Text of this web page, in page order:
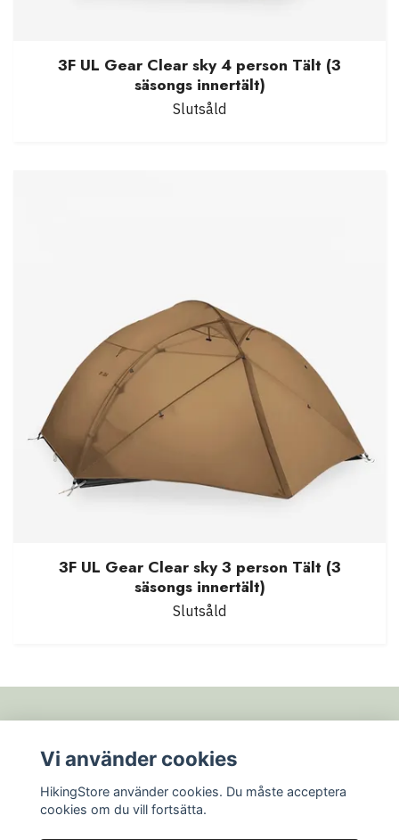
3F UL Gear Clear sky 4 person Tält (3
säsongs innertält)
Slutsåld
3F UL Gear Clear sky 3 person Tält (3
säsongs innertält)
Slutsåld
Fotmeny
Sociala medier
Vi använder cookies
HikingStore använder cookies. Du måste acceptera
cookies om du vill fortsätta.